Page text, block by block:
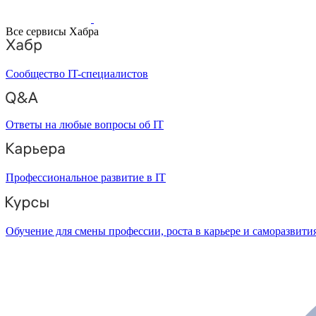
Все сервисы Хабра
Сообщество IT-специалистов
Ответы на любые вопросы об IT
Профессиональное развитие в IT
Обучение для смены профессии, роста в карьере и